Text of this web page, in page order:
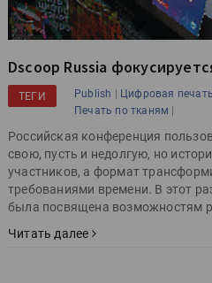
Dscoop Russia
ТЕГИ Publish | Цифровая печать
Печать по тканям |
Российская конференция
свою, пусть и недолгую, но
участников, а формат
требованиями времени. В этот
была посвящена возможностям
Читать далее